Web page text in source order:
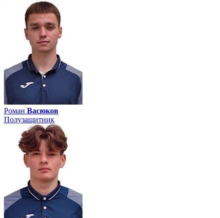
Роман Васюков
Полузащитник